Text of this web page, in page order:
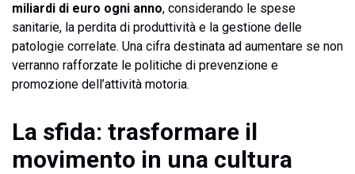
miliardi di euro ogni anno, considerando le spese
sanitarie, la perdita di produttività e la gestione delle
patologie correlate. Una cifra destinata ad aumentare se non
verranno rafforzate le politiche di prevenzione e
promozione dell’attività motoria.
La sfida: trasformare il
movimento in una cultura